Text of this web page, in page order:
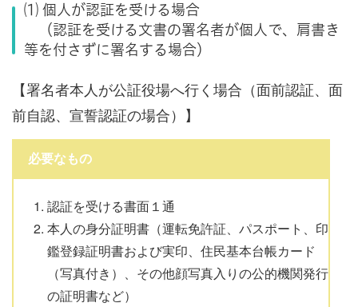
⑴ 個人が認証を受ける場合
（認証を受ける文書の署名者が個人で、肩書き
等を付さずに署名する場合）
【署名者本人が公証役場へ行く場合（面前認証、面
前自認、宣誓認証の場合）】
必要なもの
認証を受ける書面１通
本人の身分証明書（運転免許証、パスポート、印
鑑登録証明書および実印、住民基本台帳カード
（写真付き）、その他顔写真入りの公的機関発行
の証明書など）